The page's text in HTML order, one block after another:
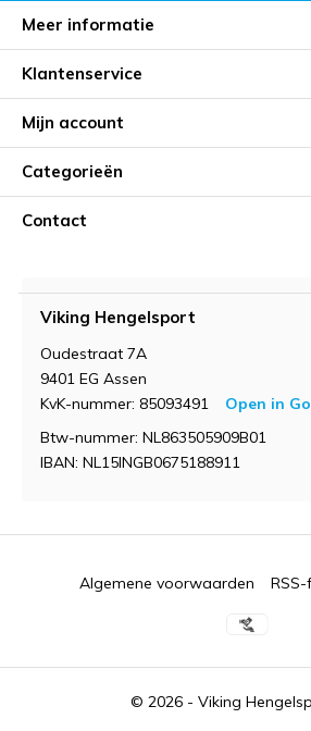
Meer informatie
Klantenservice
Mijn account
Categorieën
Contact
Viking Hengelsport
Oudestraat 7A
9401 EG Assen
KvK-nummer: 85093491
Open in
Btw-nummer: NL863505909B01
IBAN: NL15INGB0675188911
© 2026 - Viking
Algemene voorwaarden